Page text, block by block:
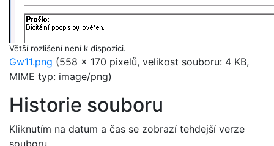
Větší rozlišení není k dispozici.
Gw11.png (558 × 170 pixelů, velikost souboru: 4 KB,
MIME typ: image/png)
Historie souboru
Kliknutím na datum a čas se zobrazí tehdejší verze